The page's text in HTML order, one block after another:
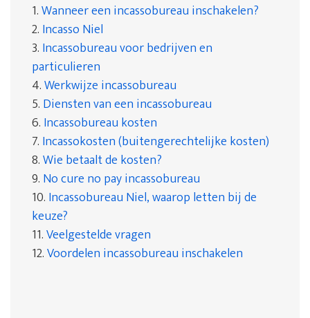
1.Wanneer een incassobureau inschakelen?
2. Incasso Niel
3. Incassobureau voor bedrijven en
particulieren
4.Werkwijze incassobureau
5. Diensten van een incassobureau
6. Incassobureau kosten
7. Incassokosten (buitengerechtelijke kosten)
8.Wie betaalt de kosten?
9. No cure no pay incassobureau
10. Incassobureau Niel, waarop letten bij de
keuze?
11.Veelgestelde vragen
12.Voordelen incassobureau inschakelen